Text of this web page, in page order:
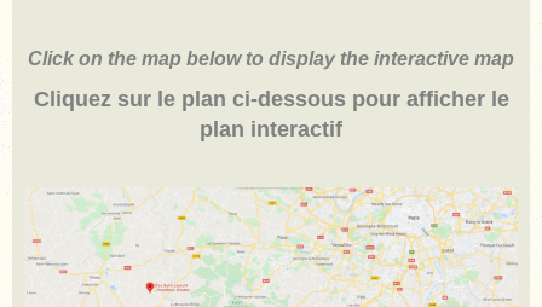
Click on the map below to display the interactive map
Cliquez sur le plan ci-dessous pour afficher le
plan interactif